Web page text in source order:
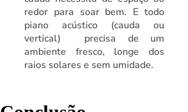
redor para soar bem. E todo
piano acústico (cauda ou
vertical) precisa de um
ambiente fresco, longe dos
raios solares e sem umidade.